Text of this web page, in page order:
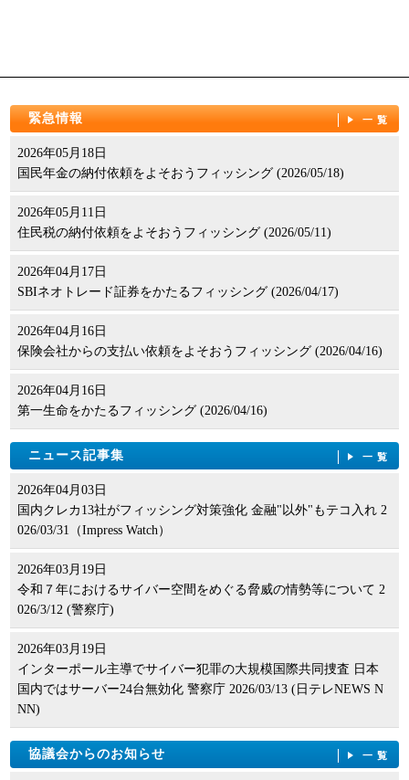
緊急情報 一覧
2026年05月18日
国民年金の納付依頼をよそおうフィッシング (2026/05/18)
2026年05月11日
住民税の納付依頼をよそおうフィッシング (2026/05/11)
2026年04月17日
SBIネオトレード証券をかたるフィッシング (2026/04/17)
2026年04月16日
保険会社からの支払い依頼をよそおうフィッシング (2026/04/16)
2026年04月16日
第一生命をかたるフィッシング (2026/04/16)
ニュース記事集 一覧
2026年04月03日
国内クレカ13社がフィッシング対策強化 金融"以外"もテコ入れ 2
026/03/31（Impress Watch）
2026年03月19日
令和７年におけるサイバー空間をめぐる脅威の情勢等について 2
026/3/12 (警察庁)
2026年03月19日
インターポール主導でサイバー犯罪の大規模国際共同捜査 日本
国内ではサーバー24台無効化 警察庁 2026/03/13 (日テレNEWS N
NN)
協議会からのお知らせ 一覧